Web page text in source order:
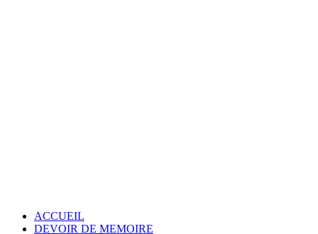
ACCUEIL
DEVOIR DE MEMOIRE